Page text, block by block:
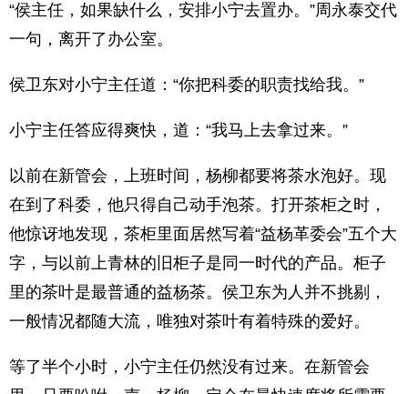
“侯主任，如果缺什么，安排小宁去置办。”周永泰交代
一句，离开了办公室。
侯卫东对小宁主任道：“你把科委的职责找给我。”
小宁主任答应得爽快，道：“我马上去拿过来。”
以前在新管会，上班时间，杨柳都要将茶水泡好。现
在到了科委，他只得自己动手泡茶。打开茶柜之时，
他惊讶地发现，茶柜里面居然写着“益杨革委会”五个大
字，与以前上青林的旧柜子是同一时代的产品。柜子
里的茶叶是最普通的益杨茶。侯卫东为人并不挑剔，
一般情况都随大流，唯独对茶叶有着特殊的爱好。
等了半个小时，小宁主任仍然没有过来。在新管会